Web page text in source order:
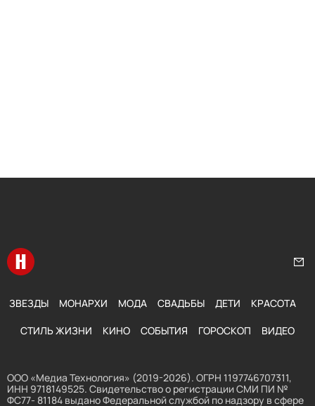
Перейти на главную
ЗВЕЗДЫ МОНАРХИ МОДА СВАДЬБЫ ДЕТИ КРАСОТА
СТИЛЬ ЖИЗНИ КИНО СОБЫТИЯ ГОРОСКОП ВИДЕО
ООО «Медиа Технология» (2019-2026). ОГРН 1197746707311,
ИНН 9718149525. Свидетельство о регистрации СМИ ПИ №
ФС77- 81184 выдано Федеральной службой по надзору в сфере